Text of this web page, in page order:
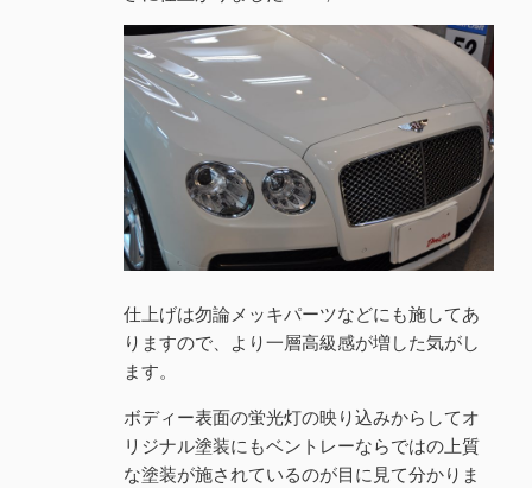
仕上げは勿論メッキパーツなどにも施してあ
りますので、より一層高級感が増した気がし
ます。
ボディー表面の蛍光灯の映り込みからしてオ
リジナル塗装にもベントレーならではの上質
な塗装が施されているのが目に見て分かりま